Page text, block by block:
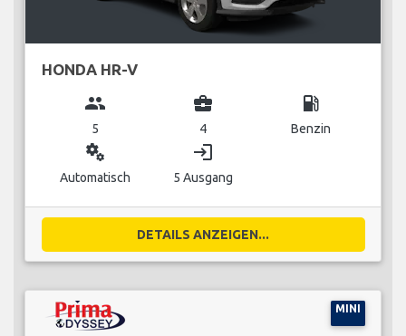
HONDA HR-V
group
5
business_center
4
local_gas_station
Benzin
miscellaneous_services
Automatisch
login
5 Ausgang
DETAILS ANZEIGEN...
MINI